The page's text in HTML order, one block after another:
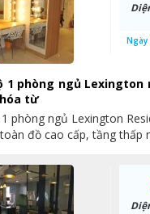
1 phòng ngủ Lexington
từ
phòng ngủ Lexington
đồ cao cấp, tầng thấp
Ngày